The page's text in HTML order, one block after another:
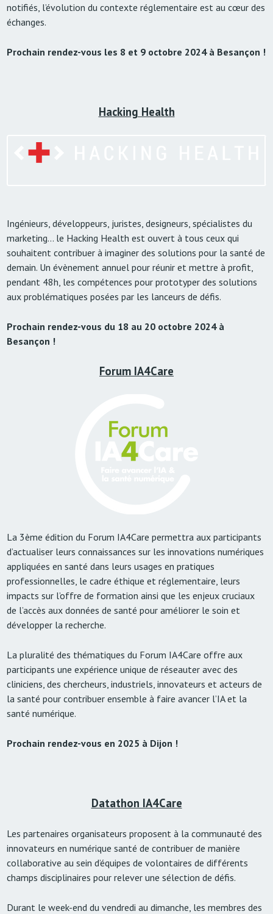
notifiés, l’évolution du contexte réglementaire est au cœur des
échanges.
Prochain rendez-vous les 8 et 9 octobre 2024 à Besançon !
Hacking Health
Ingénieurs, développeurs, juristes, designeurs, spécialistes du
marketing… le Hacking Health est ouvert à tous ceux qui
souhaitent contribuer à imaginer des solutions pour la santé de
demain. Un évènement annuel pour réunir et mettre à profit,
pendant 48h, les compétences pour prototyper des solutions
aux problématiques posées par les lanceurs de défis.
Prochain rendez-vous du 18 au 20 octobre 2024 à
Besançon !
Forum IA4Care
La 3ème édition du Forum IA4Care permettra aux participants
d’actualiser leurs connaissances sur les innovations numériques
appliquées en santé dans leurs usages en pratiques
professionnelles, le cadre éthique et réglementaire, leurs
impacts sur l’offre de formation ainsi que les enjeux cruciaux
de l’accès aux données de santé pour améliorer le soin et
développer la recherche.
La pluralité des thématiques du Forum IA4Care offre aux
participants une expérience unique de réseauter avec des
cliniciens, des chercheurs, industriels, innovateurs et acteurs de
la santé pour contribuer ensemble à faire avancer l’IA et la
santé numérique.
Prochain rendez-vous en 2025 à Dijon !
Datathon IA4Care
Les partenaires organisateurs proposent à la communauté des
innovateurs en numérique santé de contribuer de manière
collaborative au sein d’équipes de volontaires de différents
champs disciplinaires pour relever une sélection de défis.
Durant le week-end du vendredi au dimanche, les membres des